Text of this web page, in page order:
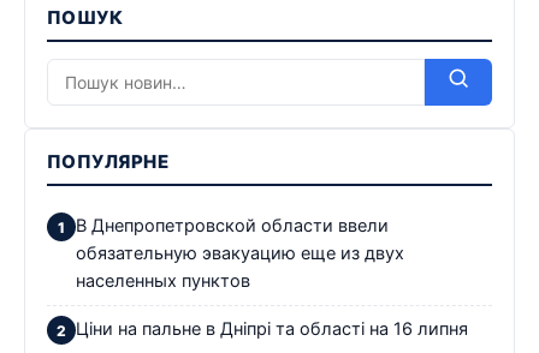
ПОШУК
ПОПУЛЯРНЕ
В Днепропетровской области ввели
обязательную эвакуацию еще из двух
населенных пунктов
Ціни на пальне в Дніпрі та області на 16 липня